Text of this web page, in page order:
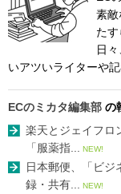
素敵
たす
日
いアツいライターや記
ECのミカタ編集部 の
楽天とジェイフロ
「服薬指...
NEW!
日本郵便、「ビジ
録・共有...
NEW!